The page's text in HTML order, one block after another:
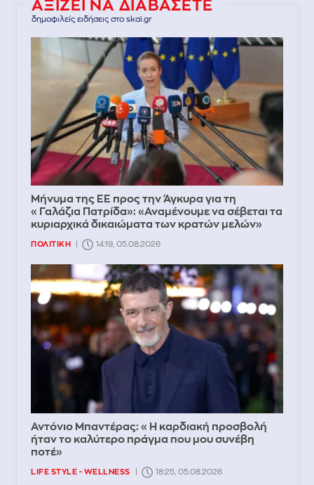
ΑΞΙΖΕΙ ΝΑ ΔΙΑΒΑΣΕΤΕ
δημοφιλείς ειδήσεις στο skai.gr
Μήνυμα της ΕΕ προς την Άγκυρα για τη
«Γαλάζια Πατρίδα»: «Αναμένουμε να σέβεται τα
κυριαρχικά δικαιώματα των κρατών μελών»
ΠΟΛΙΤΙΚΗ 14:19, 05.08.2026
Αντόνιο Μπαντέρας: «Η καρδιακή προσβολή
ήταν το καλύτερο πράγμα που μου συνέβη
ποτέ»
LIFE STYLE - WELLNESS 18:25, 05.08.2026